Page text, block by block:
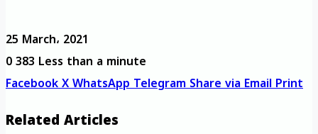
25 March، 2021
0383 Less than a minute
FacebookXWhatsAppTelegramShare via EmailPrint
Related Articles